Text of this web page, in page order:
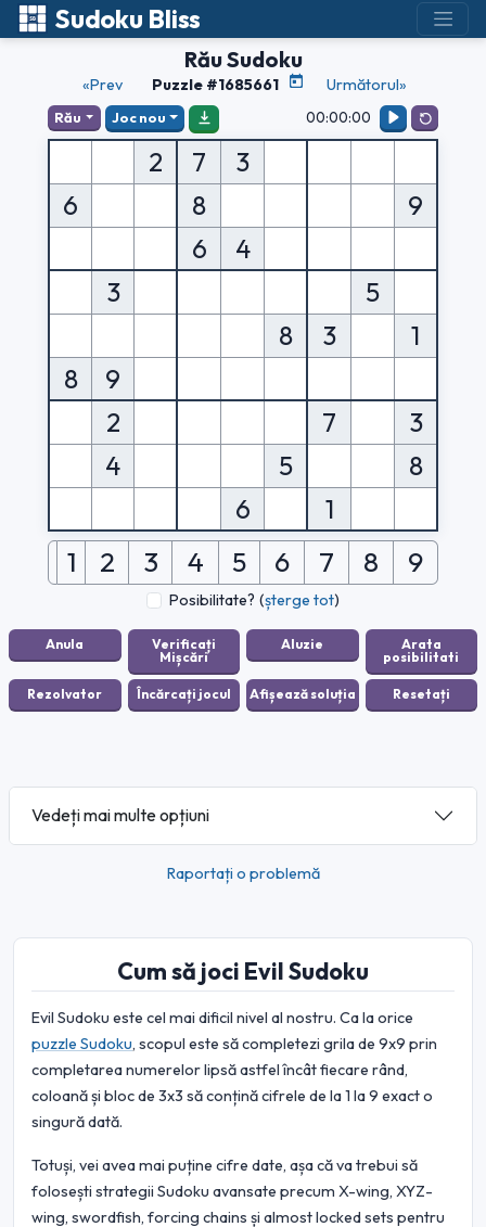
Sudoku Bliss
Rău Sudoku
«Prev Puzzle #1685661 Următorul»
Rău Joc nou 00:00:00
2 7
3
6
8
9
6
4
3
5
8
3
1
8
9
2
7
3
4
5
8
6
1
1 2 3 4 5 6 7 8 9
Posibilitate? (șterge tot)
Vedeți mai multe opțiuni
Raportați o problemă
Cum să joci Evil Sudoku
Evil Sudoku este cel mai dificil nivel al nostru. Ca la orice
puzzle Sudoku, scopul este să completezi grila de 9x9 prin
completarea numerelor lipsă astfel încât fiecare rând,
coloană și bloc de 3x3 să conțină cifrele de la 1 la 9 exact o
singură dată.
Totuși, vei avea mai puține cifre date, așa că va trebui să
folosești strategii Sudoku avansate precum X-wing, XYZ-
wing, swordfish, forcing chains și almost locked sets pentru